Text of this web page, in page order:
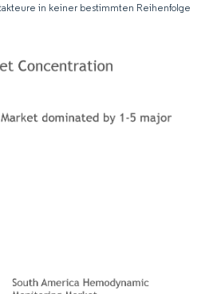
in keiner bestimmten Reihenfolge